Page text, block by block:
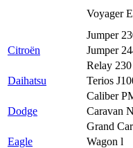
Voyager
Citroën
Jumper
Jumper
Relay 230
Daihatsu
Terios
Dodge
Caliber
Caravan
Grand
Eagle
Wagon l